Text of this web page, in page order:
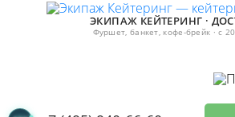
ЭКИПАЖ КЕЙТЕРИНГ ·
Фуршет, банкет, кофе-брейк · с